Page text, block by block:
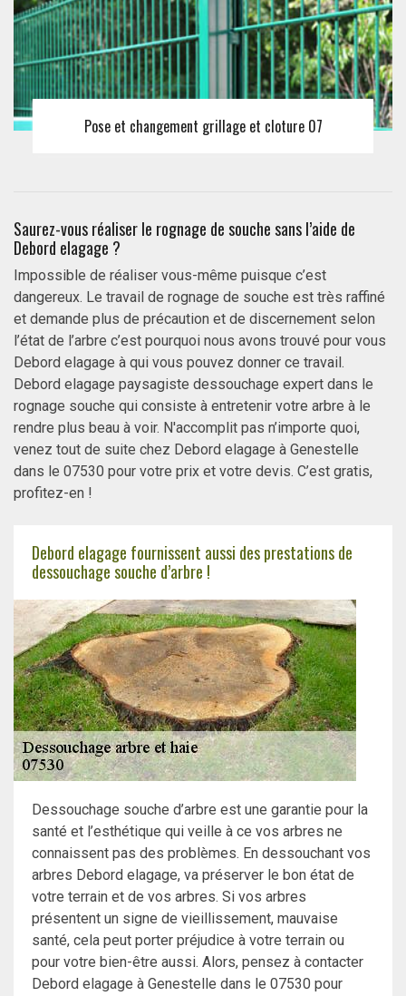
Pose et changement grillage et cloture 07
Saurez-vous réaliser le rognage de souche sans l’aide de
Debord elagage ?
Impossible de réaliser vous-même puisque c’est
dangereux. Le travail de rognage de souche est très raffiné
et demande plus de précaution et de discernement selon
l’état de l’arbre c’est pourquoi nous avons trouvé pour vous
Debord elagage à qui vous pouvez donner ce travail.
Debord elagage paysagiste dessouchage expert dans le
rognage souche qui consiste à entretenir votre arbre à le
rendre plus beau à voir. N'accomplit pas n’importe quoi,
venez tout de suite chez Debord elagage à Genestelle
dans le 07530 pour votre prix et votre devis. C’est gratis,
profitez-en !
Debord elagage fournissent aussi des prestations de
dessouchage souche d’arbre !
Dessouchage souche d’arbre est une garantie pour la
santé et l’esthétique qui veille à ce vos arbres ne
connaissent pas des problèmes. En dessouchant vos
arbres Debord elagage, va préserver le bon état de
votre terrain et de vos arbres. Si vos arbres
présentent un signe de vieillissement, mauvaise
santé, cela peut porter préjudice à votre terrain ou
pour votre bien-être aussi. Alors, pensez à contacter
Debord elagage à Genestelle dans le 07530 pour